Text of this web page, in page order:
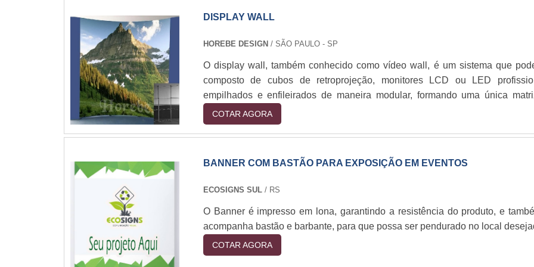
DISPLAY WALL
HOREBE DESIGN / SÃO PAULO - SP
O display wall, também conhecido como vídeo wall, é um sistema que
composto de cubos de retroprojeção, monitores LCD ou LED
empilhados e enfileirados de maneira modular, formando uma única
vídeo. Esse material pode ser utilizado em diversas ocasiões, por exemplo,
eventos como casamentos, aniversários, feiras de exposições,
do equipamentoÉ um equipamento que consiste em uma série de ....
COTAR AGORA
BANNER COM BASTÃO PARA EXPOSIÇÃO EM EVENTOS
ECOSIGNS SUL/ RS
O Banner é impresso em lona, garantindo a resistência do produto, e
acompanha bastão e barbante, para que possa ser pendurado no local
COTAR AGORA